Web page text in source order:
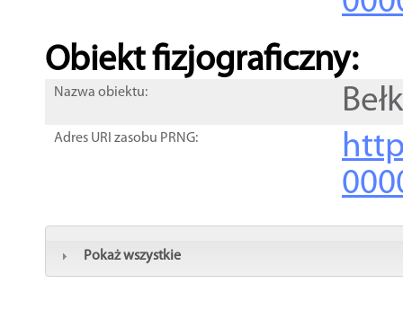
Obiekt fizjograficzny:
Nazwa obiektu:
Adres URI zasobu PRNG:
Pokaż wszystkie